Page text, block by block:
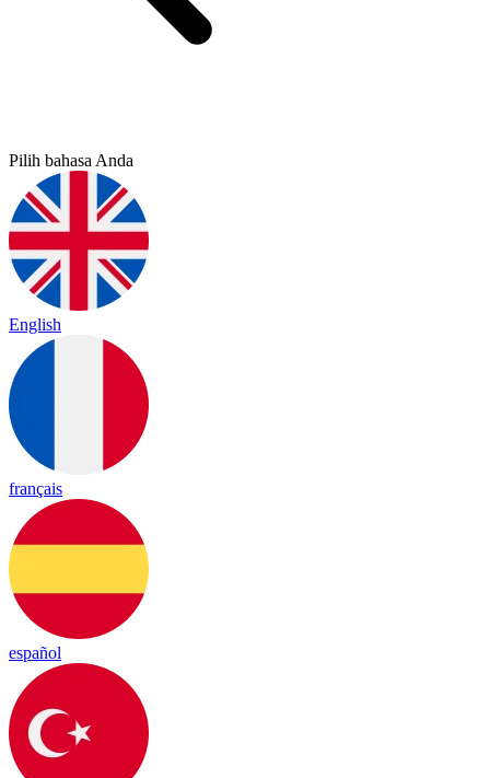
Pilih bahasa Anda
English
français
español